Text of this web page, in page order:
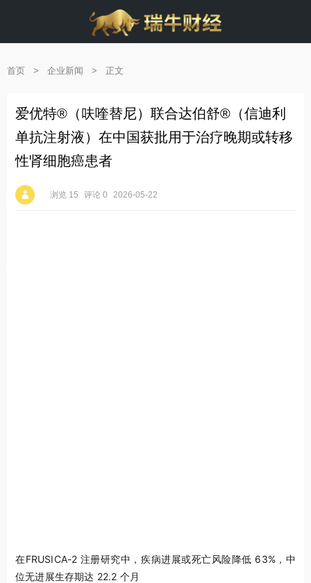
首页 > 企业新闻 > 正文
爱优特®（呋喹替尼）联合达伯舒®（信迪利
单抗注射液）在中国获批用于治疗晚期或转移
性肾细胞癌患者
浏览 15 评论 0 2026-05-22
在FRUSICA-2 注册研究中，疾病进展或死亡风险降低 63%，中
位无进展生存期达 22.2 个月